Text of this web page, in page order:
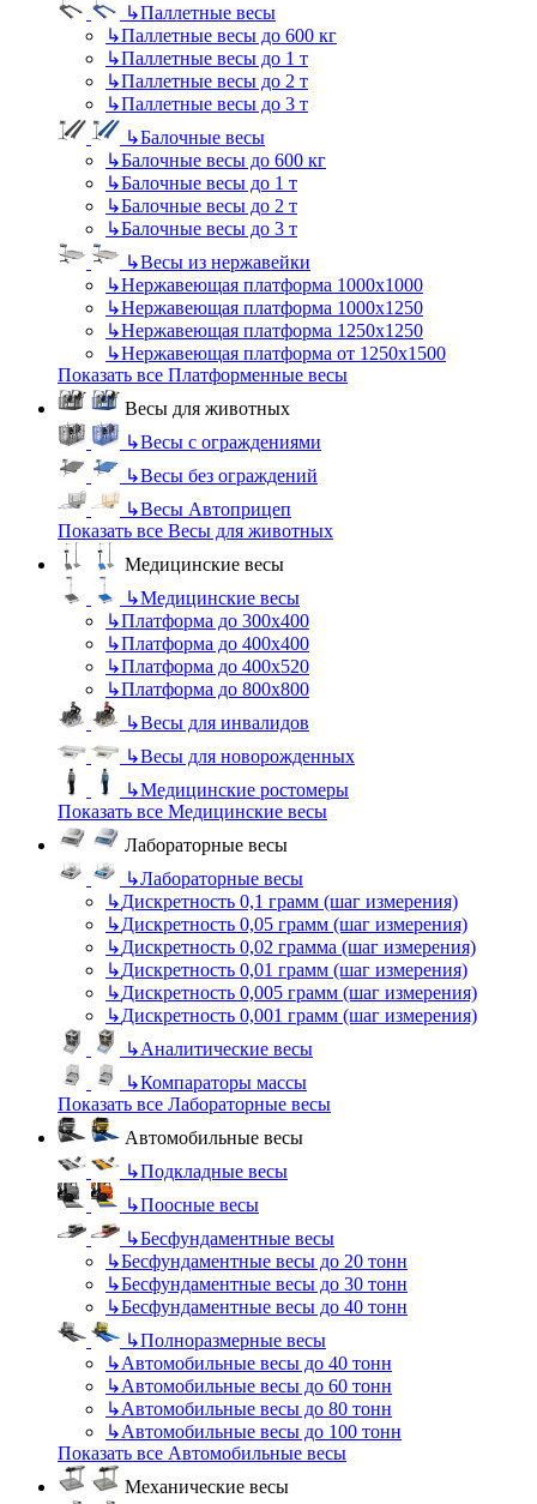
↳Паллетные весы
↳Паллетные весы до 600 кг
↳Паллетные весы до 1 т
↳Паллетные весы до 2 т
↳Паллетные весы до 3 т
↳Балочные весы
↳Балочные весы до 600 кг
↳Балочные весы до 1 т
↳Балочные весы до 2 т
↳Балочные весы до 3 т
↳Весы из нержавейки
↳Нержавеющая платформа 1000х1000
↳Нержавеющая платформа 1000х1250
↳Нержавеющая платформа 1250х1250
↳Нержавеющая платформа от 1250х1500
Показать все Платформенные весы
Весы для животных
↳Весы с ограждениями
↳Весы без ограждений
↳Весы Автоприцеп
Показать все Весы для животных
Медицинские весы
↳Медицинские весы
↳Платформа до 300х400
↳Платформа до 400х400
↳Платформа до 400х520
↳Платформа до 800х800
↳Весы для инвалидов
↳Весы для новорожденных
↳Медицинские ростомеры
Показать все Медицинские весы
Лабораторные весы
↳Лабораторные весы
↳Дискретность 0,1 грамм (шаг измерения)
↳Дискретность 0,05 грамм (шаг измерения)
↳Дискретность 0,02 грамма (шаг измерения)
↳Дискретность 0,01 грамм (шаг измерения)
↳Дискретность 0,005 грамм (шаг измерения)
↳Дискретность 0,001 грамм (шаг измерения)
↳Аналитические весы
↳Компараторы массы
Показать все Лабораторные весы
Автомобильные весы
↳Подкладные весы
↳Поосные весы
↳Бесфундаментные весы
↳Бесфундаментные весы до 20 тонн
↳Бесфундаментные весы до 30 тонн
↳Бесфундаментные весы до 40 тонн
↳Полноразмерные весы
↳Автомобильные весы до 40 тонн
↳Автомобильные весы до 60 тонн
↳Автомобильные весы до 80 тонн
↳Автомобильные весы до 100 тонн
Показать все Автомобильные весы
Механические весы